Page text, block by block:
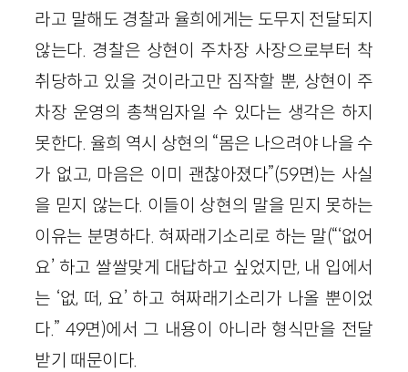
라고 말해도 경찰과 율희에게는 도무지 전달되지
않는다. 경찰은 상현이 주차장 사장으로부터 착
취당하고 있을 것이라고만 짐작할 뿐, 상현이 주
차장 운영의 총책임자일 수 있다는 생각은 하지
못한다. 율희 역시 상현의 “몸은 나으려야 나을 수
가 없고, 마음은 이미 괜찮아졌다”(59면)는 사실
을 믿지 않는다. 이들이 상현의 말을 믿지 못하는
이유는 분명하다. 혀짜래기소리로 하는 말(“‘없어
요’ 하고 쌀쌀맞게 대답하고 싶었지만, 내 입에서
는 ‘없, 떠, 요’ 하고 혀짜래기소리가 나올 뿐이었
다.” 49면)에서 그 내용이 아니라 형식만을 전달
받기 때문이다.